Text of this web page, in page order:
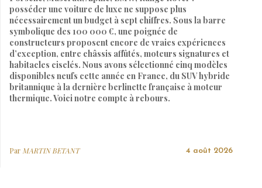
posséder une voiture de luxe ne suppose plus
nécessairement un budget à sept chiffres. Sous la barre
symbolique des 100 000 €, une poignée de
constructeurs proposent encore de vraies expériences
d’exception, entre châssis affûtés, moteurs signatures et
habitacles ciselés. Nous avons sélectionné cinq modèles
disponibles neufs cette année en France, du SUV hybride
britannique à la dernière berlinette française à moteur
thermique. Voici notre compte à rebours.
Par MARTIN BETANT 4 août 2026